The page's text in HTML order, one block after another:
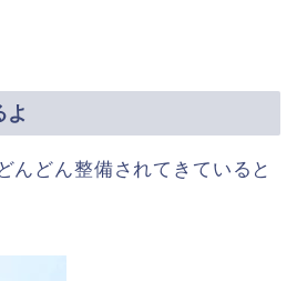
よ
んどん整備されてきていると